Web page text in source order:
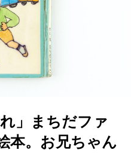
」まちだファ
本。お兄ちゃん